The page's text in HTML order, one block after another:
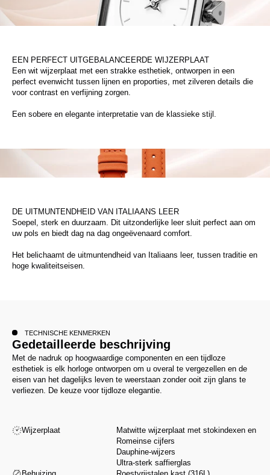
EEN PERFECT UITGEBALANCEERDE WIJZERPLAAT
Een wit wijzerplaat met een strakke esthetiek, ontworpen in een
perfect evenwicht tussen lijnen en proporties, met zilveren details die
voor contrast en verfijning zorgen.
Een sobere en elegante interpretatie van de klassieke stijl.
DE UITMUNTENDHEID VAN ITALIAANS LEER
Soepel, sterk en duurzaam. Dit uitzonderlijke leer sluit perfect aan om
uw pols en biedt dag na dag ongeëvenaard comfort.
Het belichaamt de uitmuntendheid van Italiaans leer, tussen traditie en
hoge kwaliteitseisen.
TECHNISCHE KENMERKEN
Gedetailleerde beschrijving
Met de nadruk op hoogwaardige componenten en een tijdloze
esthetiek is elk horloge ontworpen om u overal te vergezellen en de
eisen van het dagelijks leven te weerstaan zonder ooit zijn glans te
verliezen. De keuze voor tijdloze elegantie.
Wijzerplaat
Matwitte wijzerplaat met stokindexen en
Romeinse cijfers
Dauphine-wijzers
Ultra-sterk saffierglas